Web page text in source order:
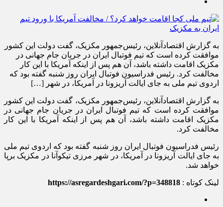
به گزارش اقتصادآنلاین، رئیس‌جمهور مکزیک، گفت دولت این کشور
موافقت کرده است که تیم فوتبال ایران در جریان جام جهانی در
مکزیک اقامت داشته باشد، آن هم پس از اینکه آمریکا با این کار
مخالفت کرد. رئیس فدراسیون فوتبال ایران روز شنبه گفته بود که
اردوی تیم ملی به جای ایالت آریزونا در آمریکا، در شهر […]
به گزارش اقتصادآنلاین، رئیس‌جمهور مکزیک، گفت دولت این کشور
موافقت کرده است که تیم فوتبال ایران در جریان جام جهانی در
مکزیک اقامت داشته باشد، آن هم پس از اینکه آمریکا با این کار
مخالفت کرد.
رئیس فدراسیون فوتبال ایران روز شنبه گفته بود که اردوی تیم ملی
به جای ایالت آریزونا در آمریکا، در شهر مرزی تیکوآنا در مکزیک برپا
خواهد شد.
لینک کوتاه : https://asregardeshgari.com/?p=348818